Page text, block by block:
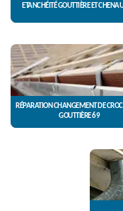
ETANCHÉITÉ GOUTTIÈRE ET
RÉPARATION CHANGEMENT DE
GOUTTIÈRE 69